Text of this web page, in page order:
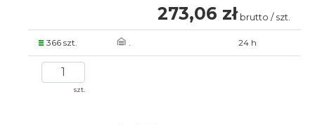
273,06 zł brutto / szt.
366 szt. . 24 h
szt.